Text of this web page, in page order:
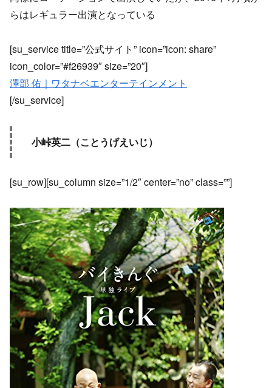
らはレギュラー出演となっている
[su_service title=”公式サイト” icon=”icon: share”
icon_color=”#f26939″ size=”20″]
澤部 佑｜ワタナベエンターテインメント
[/su_service]
小峠英二（ことうげえいじ）
[su_row][su_column size=”1/2″ center=”no” class=””]